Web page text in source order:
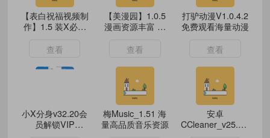
【表白祝福视频制
作】1.5 装X必备
查看
【美漫园】1.0.5
漫画资源丰富 功
查看
打驴动漫V1.0.4.2
免费观看海量动漫
查看
小X分身v32.20会
员解锁VIP
梅Music_1.51 海
量高品质音乐资源
安卓
CCleaner_v25.02.0